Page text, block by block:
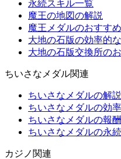
永続スキル一覧
魔王の地図の解説
魔王メダルのおすす
大地の石版の効率的
大地の石版交換所の
ちいさなメダル関連
ちいさなメダルの解説
ちいさなメダルの効
ちいさなメダルの報
ちいさなメダルの永
カジノ関連